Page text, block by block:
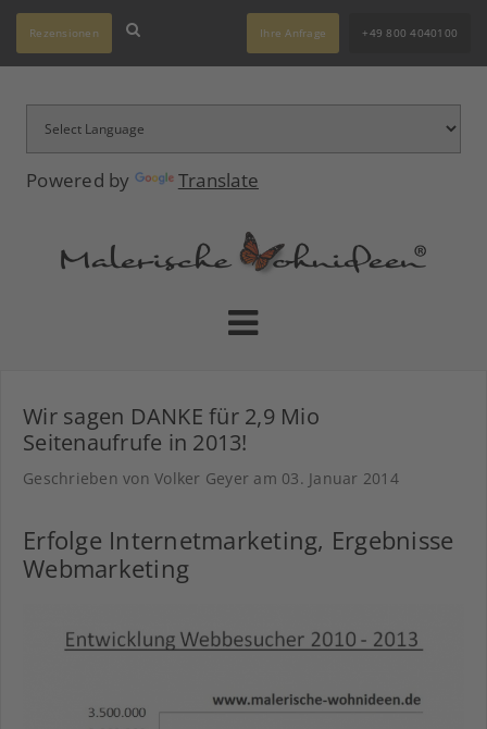
Powered by Translate
Rezensionen Ihre Anfrage +49 800 4040100
Wir sagen DANKE für 2,9 Mio
Seitenaufrufe in 2013!
Geschrieben von Volker Geyer am 03. Januar 2014
Erfolge Internetmarketing, Ergebnisse
Webmarketing